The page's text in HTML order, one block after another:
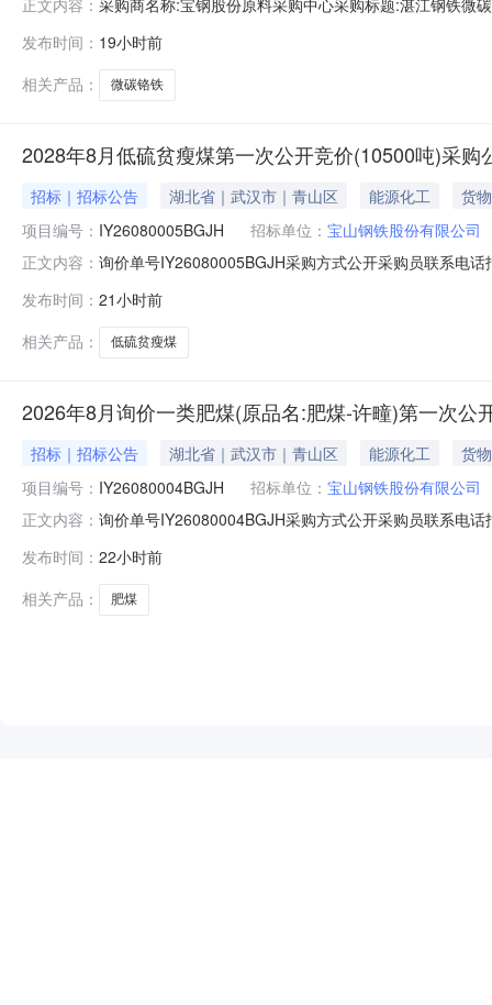
正文内容：
发布时间： 19小时前
相关产品：
微碳铬铁
2028年8月低硫贫瘦煤第一次公开竞价(10500吨)采购
招标｜招标公告 湖北省｜武汉市｜青山区 能源化工
货物
项目编号： IY26080005BGJH 招标单位： 宝山钢铁股份有限公司
正文内容： 询价单号IY26080005BGJH采购方式公开采购员联系电
证金额度：2000000.0元三、商务条款：定价说明：湿
发布时间： 21小时前
相关产品：
低硫贫瘦煤
2026年8月询价一类肥煤(原品名:肥煤-许疃)第一次
招标｜招标公告 湖北省｜武汉市｜青山区 能源化工
货物
项目编号： IY26080004BGJH 招标单位： 宝山钢铁股份有限公司
正文内容： 询价单号IY26080004BGJH采购方式公开采购员联系电
二、保证金额度：2000000.0元三、商务条款：定价说
发布时间： 22小时前
相关产品：
肥煤